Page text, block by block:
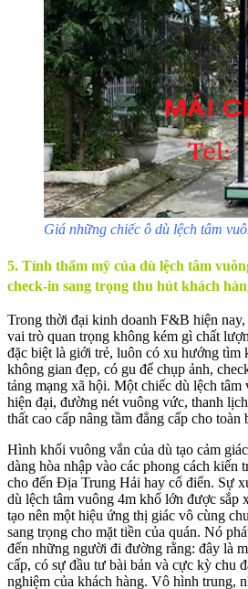
Giá những chiếc ô dù lệch tâm
5. Tính thẩm mỹ của dù lệch tâm
check-in sang trọng thu hút khách
Trong thời đại kinh doanh F&B hiện
vai trò quan trọng không kém gì chất
đặc biệt là giới trẻ, luôn có xu hướng tìm
không gian đẹp, có gu để chụp ảnh,
tảng mạng xã hội. Một chiếc dù lệch
hiện đại, đường nét vuông vức, thanh
thất cao cấp nâng tầm đẳng cấp cho toàn
Hình khối vuông vắn của dù tạo cảm
dàng hòa nhập vào các phong cách kiến
cho đến Địa Trung Hải hay cổ điển. Sự
dù lệch tâm vuông 4m khổ lớn được sắp
tạo nên một hiệu ứng thị giác vô cùng
sang trọng cho mặt tiền của quán. Nó
đến những người đi đường rằng: đây là
cấp, có sự đầu tư bài bản và cực kỳ chu
nghiệm của khách hàng. Vô hình trung,